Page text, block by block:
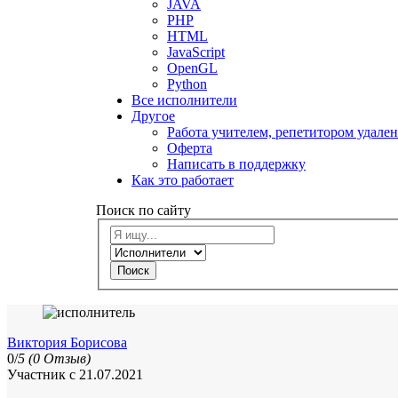
JAVA
PHP
HTML
JavaScript
OpenGL
Python
Все исполнители
Другое
Работа учителем, репетитором
Оферта
Написать в поддержку
Как это работает
Поиск по сайту
Поиск
Виктория Борисова
0/5 (0 Отзыв)
Участник с 21.07.2021